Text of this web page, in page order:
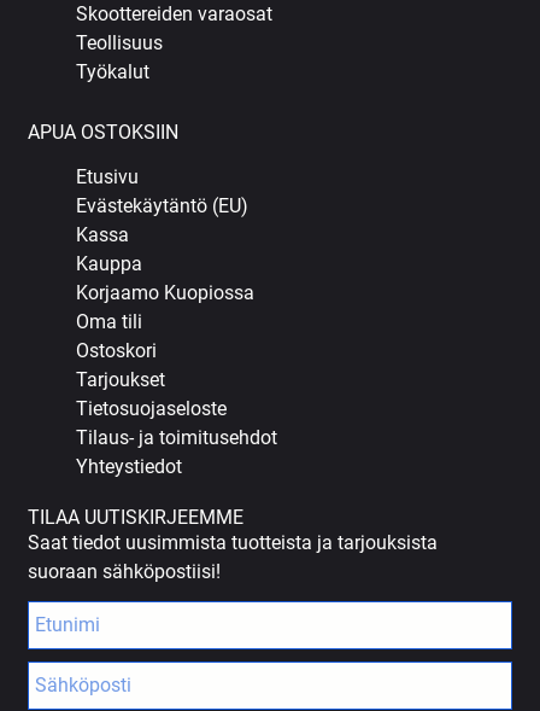
Skoottereiden varaosat
Teollisuus
Työkalut
APUA OSTOKSIIN
Etusivu
Evästekäytäntö (EU)
Kassa
Kauppa
Korjaamo Kuopiossa
Oma tili
Ostoskori
Tarjoukset
Tietosuojaseloste
Tilaus- ja toimitusehdot
Yhteystiedot
TILAA UUTISKIRJEEMME
Saat tiedot uusimmista tuotteista ja tarjouksista
suoraan sähköpostiisi!